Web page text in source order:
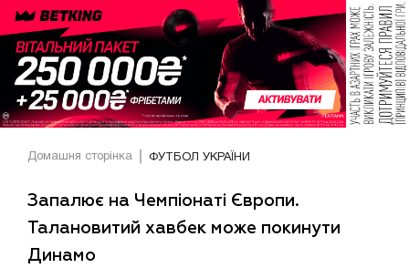
Домашня сторінка ФУТБОЛ УКРАЇНИ
Запалює на Чемпіонаті Європи.
Талановитий хавбек може покинути
Динамо